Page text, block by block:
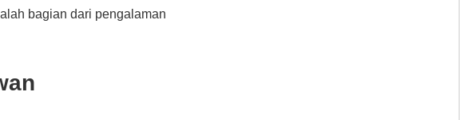
bagian dari pengalaman